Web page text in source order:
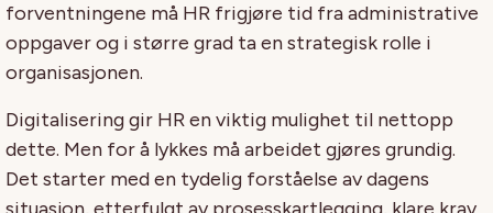
forventningene må HR frigjøre tid fra administrative
oppgaver og i større grad ta en strategisk rolle i
organisasjonen.
Digitalisering gir HR en viktig mulighet til nettopp
dette. Men for å lykkes må arbeidet gjøres grundig.
Det starter med en tydelig forståelse av dagens